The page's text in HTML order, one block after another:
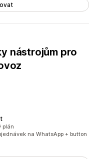
nástrojům pro
plán
na WhatsApp + button